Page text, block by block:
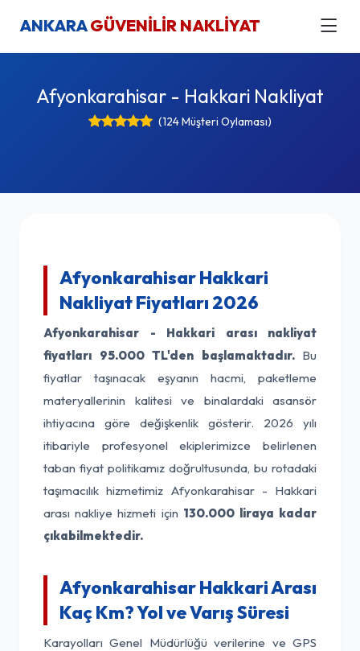
ANKARAGÜVENİLİR NAKLİYAT
Afyonkarahisar - Hakkari Nakliyat
(124 Müşteri Oylaması)
Afyonkarahisar Hakkari
Nakliyat Fiyatları 2026
Afyonkarahisar - Hakkari arası nakliyat
fiyatları 95.000 TL'den başlamaktadır.Bu
fiyatlar taşınacak eşyanın hacmi, paketleme
materyallerinin kalitesi ve binalardaki asansör
ihtiyacına göre değişkenlik gösterir. 2026 yılı
itibariyle profesyonel ekiplerimizce belirlenen
taban fiyat politikamız doğrultusunda, bu rotadaki
taşımacılık hizmetimiz Afyonkarahisar - Hakkari
arası nakliye hizmeti için 130.000 liraya kadar
çıkabilmektedir.
Afyonkarahisar Hakkari Arası
Kaç Km? Yol ve Varış Süresi
Karayolları Genel Müdürlüğü verilerine ve GPS